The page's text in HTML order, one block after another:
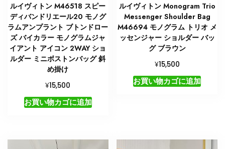
ルイヴィトン M46518 スピー
ディバンドリエール20 モノグ
ラムアンプラント ブトンドロー
ズ バイカラー モノグラムジャ
イアント アイコン 2WAY ショ
ルダー ミニボストンバッグ 斜
め掛け
¥15,500
お買い物カゴに追加
ルイヴィトン Monogram Trio
Messenger Shoulder Bag
M46694 モノグラム トリオ メ
ッセンジャー ショルダー バッ
グ ブラウン
¥15,500
お買い物カゴに追加